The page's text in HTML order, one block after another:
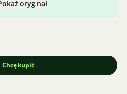
oryginał
Chcę kupić